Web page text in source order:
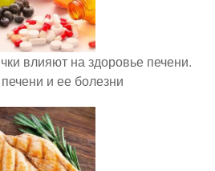
влияют на здоровье печени.
и ее болезни